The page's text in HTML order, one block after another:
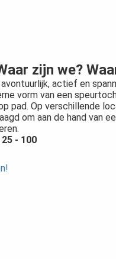
zijn we?
actief en
vorm van een
pad. Op verschillende
om aan de hand van
- 100